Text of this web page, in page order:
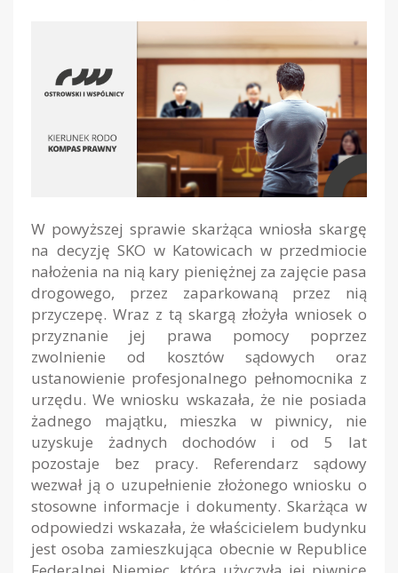
W powyższej sprawie skarżąca wniosła skargę
na decyzję SKO w Katowicach w przedmiocie
nałożenia na nią kary pieniężnej za zajęcie pasa
drogowego, przez zaparkowaną przez nią
przyczepę. Wraz z tą skargą złożyła wniosek o
przyznanie jej prawa pomocy poprzez
zwolnienie od kosztów sądowych oraz
ustanowienie profesjonalnego pełnomocnika z
urzędu. We wniosku wskazała, że nie posiada
żadnego majątku, mieszka w piwnicy, nie
uzyskuje żadnych dochodów i od 5 lat
pozostaje bez pracy. Referendarz sądowy
wezwał ją o uzupełnienie złożonego wniosku o
stosowne informacje i dokumenty. Skarżąca w
odpowiedzi wskazała, że właścicielem budynku
jest osoba zamieszkująca obecnie w Republice